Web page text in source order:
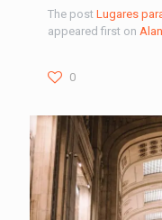
The post Lugares
appeared first on
0